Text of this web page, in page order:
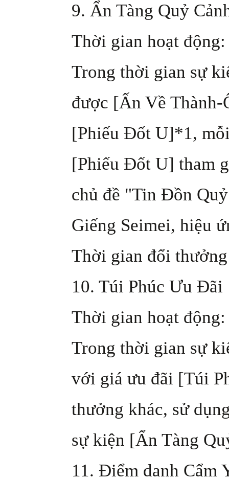
9. Ẩn Tàng Quỷ
Thời gian hoạt
Trong thời gian sự
được [Ấn Về Thành-
[Phiếu Đốt U]*1,
[Phiếu Đốt U] tham
chủ đề "Tin Đồn
Giếng Seimei, hiệu
Thời gian đổi
10. Túi Phúc Ưu Đãi
Thời gian hoạt
Trong thời gian sự
với giá ưu đãi [Túi
thưởng khác, sử
sự kiện [Ẩn Tàng
11. Điểm danh Cẩm